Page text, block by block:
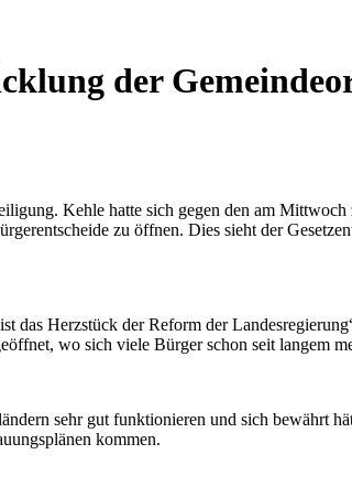
der
Kehle hatte sich gegen den am Mittwoch
zu öffnen. Dies sieht der
das Herzstück der Reform der
wo sich viele Bürger schon seit langem
sehr gut funktionieren und sich bewährt
kommen.